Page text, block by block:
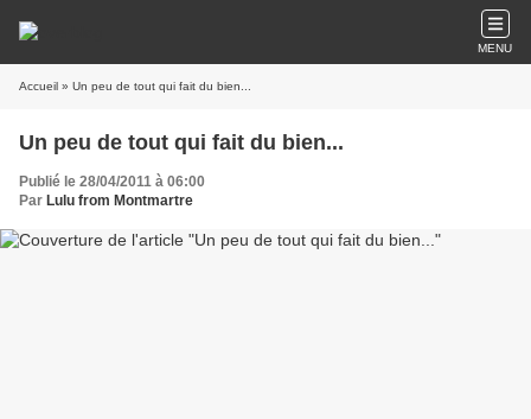
MENU
Accueil » Un peu de tout qui fait du bien...
Un peu de tout qui fait du bien...
Publié le 28/04/2011 à 06:00
Par Lulu from Montmartre